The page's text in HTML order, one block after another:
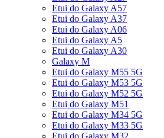
Etui do Galaxy A57
Etui do Galaxy A37
Etui do Galaxy A06
Etui do Galaxy A5
Etui do Galaxy A30
Galaxy M
Etui do Galaxy M55 5G
Etui do Galaxy M53 5G
Etui do Galaxy M52 5G
Etui do Galaxy M51
Etui do Galaxy M34 5G
Etui do Galaxy M33 5G
Etui do Galaxy M32